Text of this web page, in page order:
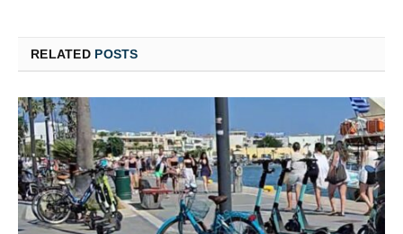
RELATED POSTS